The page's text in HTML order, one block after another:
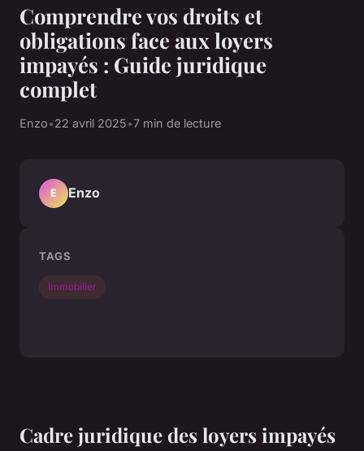
Comprendre vos droits et
obligations face aux loyers
impayés : Guide juridique
complet
Enzo•22 avril 2025•7 min de lecture
Cadre juridique des loyers impayés
E Enzo
TAGS
Immobilier